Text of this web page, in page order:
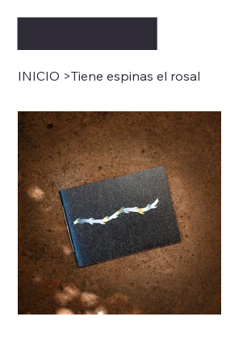
INICIO >Tiene espinas el rosal